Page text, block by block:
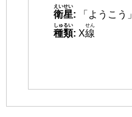
衛星
えいせい
:
「ようこう」
種類
しゅるい
: X線
せん